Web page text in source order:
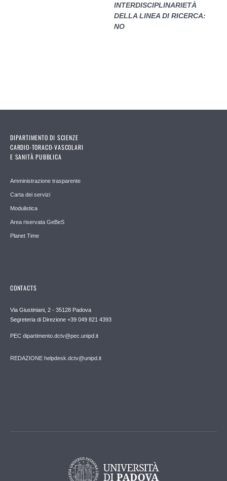
INTERDISCIPLINARIETÀ
DELLA LINEA DI RICERCA:
NO
DIPARTIMENTO DI SCIENZE
CARDIO-TORACO-VASCOLARI
E SANITÀ PUBBLICA
Amministrazione trasparente
Carta dei servizi
Modulistica
Area riservata GeBeS
Planet Time
CONTACTS
Via Giustiniani, 2 - 35128 Padova
Segreteria di Direzione +39 049 821 4393
PEC dipartimento.dctv@pec.unipd.it
REDAZIONE helpdesk.dctv@unipd.it